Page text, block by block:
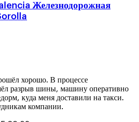
Железнодорожная
хорошо. В процессе
разрыв шины, машину оперативно
куда меня доставили на такси.
компании.